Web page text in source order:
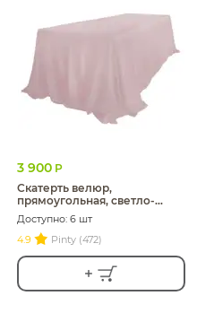
3 900 Р
Скатерть велюр,
прямоугольная, светло-
розовая ХЛ
Доступно: 6 шт
4.9
Pinty (472)